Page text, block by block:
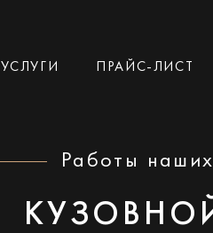
УСЛУГИ ПРАЙС-ЛИСТ
Работы